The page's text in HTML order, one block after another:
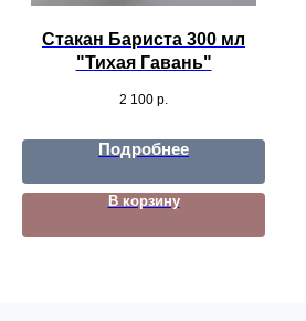
Стакан Бариста 300 мл
"Тихая Гавань"
2 100 р.
Подробнее
В корзину